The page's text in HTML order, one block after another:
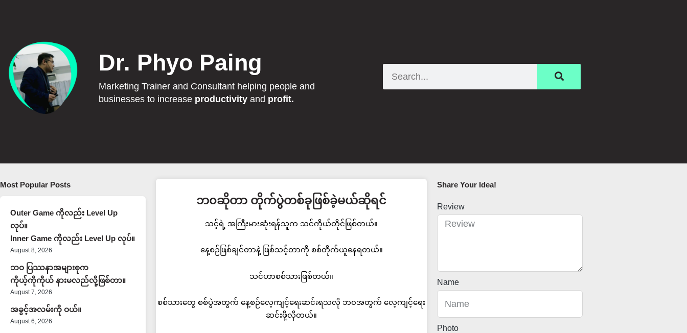
Dr. Phyo Paing
Marketing Trainer and Consultant helping people and
businesses to increase productivityand profit.
Most Popular Posts
Outer Game ကိုလည်း Level Up
လုပ်။
Inner Game ကိုလည်း Level Up လုပ်။
August 8, 2026
ဘဝ ပြဿနာအများစုက
ကိုယ့်ကိုကိုယ် နားမလည်လို့ဖြစ်တာ။
August 7, 2026
အခွင့်အလမ်းကို ဝယ်။
August 6, 2026
ဘ၀ဆိုတာ တိုက်ပွဲတစ်ခုဖြစ်ခဲ့မယ်ဆိုရင်
သင့်ရဲ့ အကြီးမားဆုံးရန်သူက သင်ကိုယ်တိုင်ဖြစ်တယ်။
နေ့စဉ်ဖြစ်ချင်တာနဲ့ ဖြစ်သင့်တာကို စစ်တိုက်ယူနေရတယ်။
သင်ဟာစစ်သားဖြစ်တယ်။
စစ်သားတွေ စစ်ပွဲအတွက် နေ့စဉ်လေ့ကျင့်ရေးဆင်းရသလို ဘ၀အတွက် လေ့ကျင့်ရေး
ဆင်းဖို့လိုတယ်။
Share Your Idea!​
Review
Name
Photo